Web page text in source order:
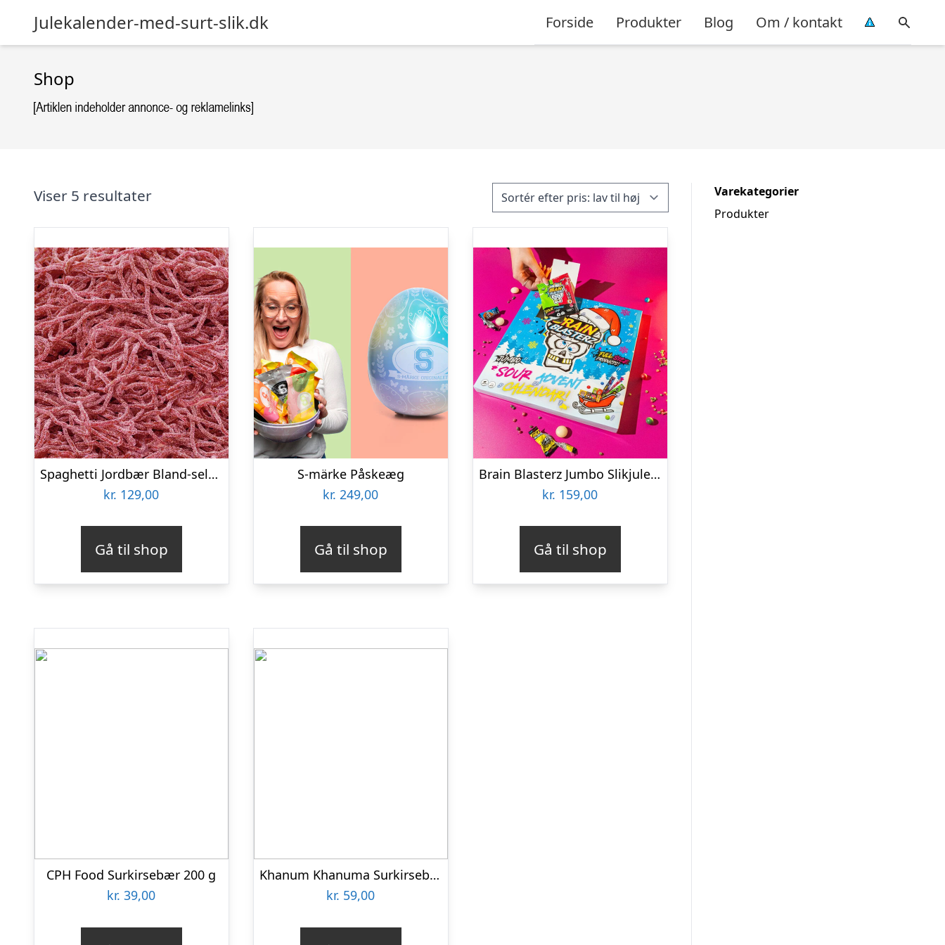
Julekalender-med-surt-slik.dk Forside Produkter Blog Om / kontakt
Shop
Viser 5 resultater
Spaghetti Jordbær Bland-selv slik i pose 1 kg
kr. 129,00
Gå til shop
S-märke Påskeæg
kr. 249,00
Gå til shop
Brain Blasterz Jumbo Slikjulekalender
kr. 159,00
Gå til shop
CPH Food Surkirsebær 200 g
kr. 39,00
Khanum Khanuma Surkirsebær 400 g
kr. 59,00
Varekategorier
Produkter